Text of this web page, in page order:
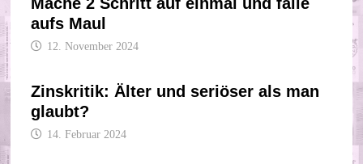
aufs Maul
12. November 2024
Zinskritik: Älter und seriöser als man
glaubt?
14. Februar 2024